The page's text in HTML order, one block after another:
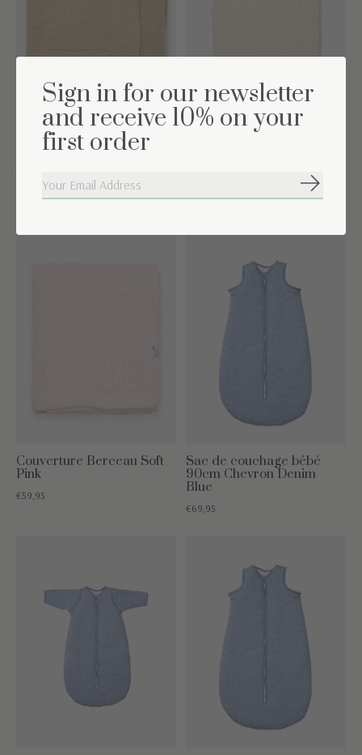
Camel
Couverture Berceau Soft
Pink
€59,95
Sac de couchage bébé
90cm Chevron Denim
Blue
€69,95
Sign in for our newsletter
and receive 10% on your
first order
S'abonner